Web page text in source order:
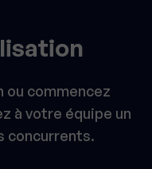
ou commencez
à votre équipe un
concurrents.